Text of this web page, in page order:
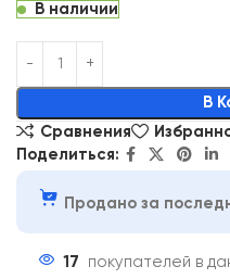
В наличии
В
Alternative:
Сравнения
Поделиться:
Продано за
17
покупателей в